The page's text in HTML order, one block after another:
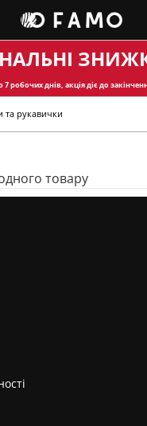
7 робочих днів, акція діє до
рукавички
товару